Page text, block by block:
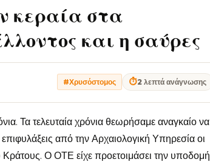
κεραία στα
και η σαύρες
#Χρυσόστομος ⏱2 λεπτά ανάγνωσης
Τα τελευταία χρόνια θεωρήσαμε αναγκαίο να
από την Αρχαιολογική Υπηρεσία οι
Ο ΟΤΕ είχε προετοιμάσει την υποδομή